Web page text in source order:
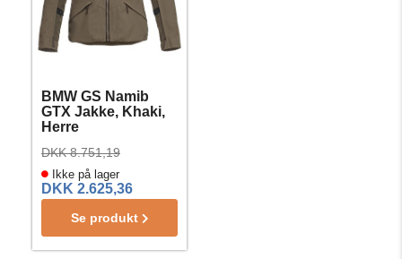
BMW GS Namib
GTX Jakke, Khaki,
Herre
Ikke på lager
DKK 8.751,19
DKK 2.625,36
Se produkt